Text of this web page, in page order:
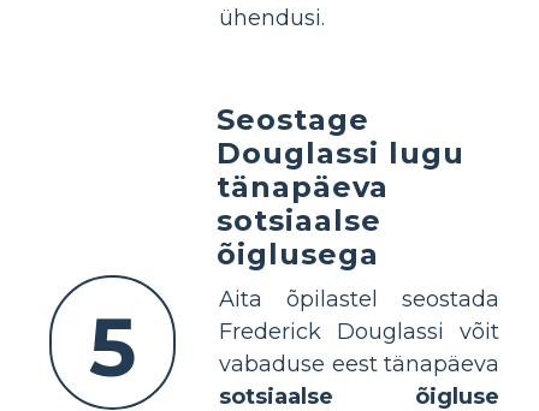
ühendusi.
5
Seostage
Douglassi lugu
tänapäeva
sotsiaalse
õiglusega
Aita õpilastel seostada
Frederick Douglassi võit
vabaduse eest tänapäeva
sotsiaalse õigluse